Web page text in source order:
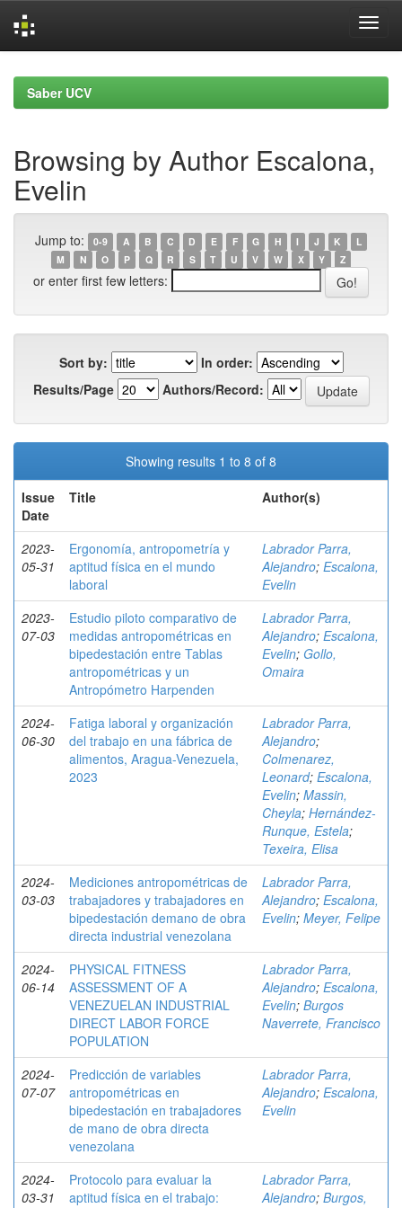
navigationSaber UCV
Browsing by Author Escalona,
Evelin
Jump to: 0-9 A B C D E F G H I J K
L
M
N O P Q R S T U V W X Y Z
or enter first few letters:
Sort by:
In order:
Results/Page
Authors/Record:
Showing results 1 to 8 of 8
Issue
Date
Title Author(s)
2023-
05-31
Ergonomía, antropometría y
aptitud física en el mundo
laboral
Labrador Parra,
Alejandro; Escalona,
Evelin
2023-
07-03
Estudio piloto comparativo de
medidas antropométricas en
bipedestación entre Tablas
antropométricas y un
Antropómetro Harpenden
Labrador Parra,
Alejandro; Escalona,
Evelin; Gollo,
Omaira
2024-
06-30
Fatiga laboral y organización
del trabajo en una fábrica de
alimentos, Aragua-Venezuela,
2023
Labrador Parra,
Alejandro;
Colmenarez,
Leonard; Escalona,
Evelin; Massin,
Cheyla; Hernández-
Runque, Estela;
Texeira, Elisa
2024-
03-03
Mediciones antropométricas de
trabajadores y trabajadores en
bipedestación demano de obra
directa industrial venezolana
Labrador Parra,
Alejandro; Escalona,
Evelin; Meyer, Felipe
2024-
06-14
PHYSICAL FITNESS
ASSESSMENT OF A
VENEZUELAN INDUSTRIAL
DIRECT LABOR FORCE
POPULATION
Labrador Parra,
Alejandro; Escalona,
Evelin; Burgos
Naverrete, Francisco
2024-
07-07
Predicción de variables
antropométricas en
bipedestación en trabajadores
de mano de obra directa
venezolana
Labrador Parra,
Alejandro; Escalona,
Evelin
2024-
03-31
Protocolo para evaluar la
aptitud física en el trabajo:
Labrador Parra,
Alejandro; Burgos,